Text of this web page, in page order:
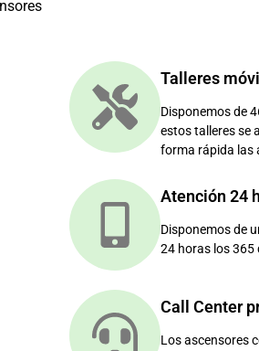
Talleres
Disponemos de
estos talleres se
forma rápida las
Atención 24
Disponemos de
24 horas los 365
Call Center
Los ascensores